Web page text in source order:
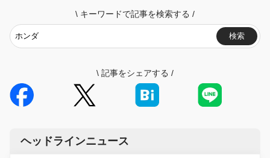
\ キーワードで記事を検索する /
検索
\ 記事をシェアする /
ヘッドラインニュース